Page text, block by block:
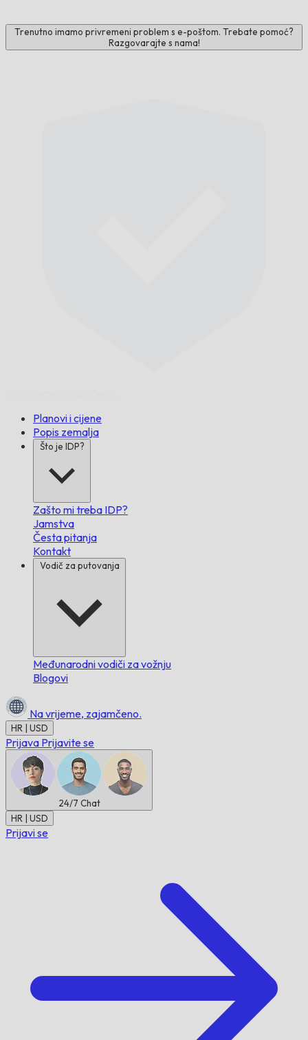
Trenutno imamo privremeni problem s e-poštom. Trebate pomoć?
Razgovarajte s nama!
Planovi i cijene
Popis zemalja
Što je IDP?
Zašto mi treba IDP?
Jamstva
Česta pitanja
Kontakt
Vodič za putovanja
Međunarodni vodiči za vožnju
Blogovi
Na vrijeme, zajamčeno.
HR | USD
Prijava Prijavite se
24/7 Chat
HR | USD
Prijavi se